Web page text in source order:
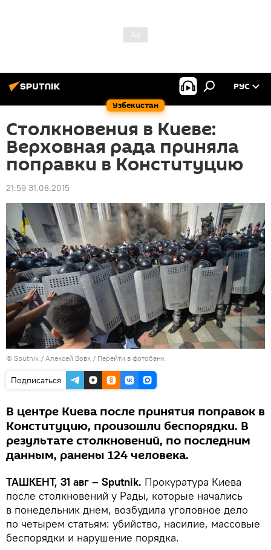
Узбекистан
РУС
Столкновения в Киеве:
Верховная рада приняла
поправки в Конституцию
21:59 31.08.2015
© Sputnik / Алексей Вовк / Перейти в фотобанк
Подписаться
В центре Киева после принятия поправок в
Конституцию, произошли беспорядки. В
результате столкновений, по последним
данным, ранены 124 человека.
ТАШКЕНТ, 31 авг – Sputnik. Прокуратура Киева
после столкновений у Рады, которые начались
в понедельник днем, возбудила уголовное дело
по четырем статьям: убийство, насилие, массовые
беспорядки и нарушение порядка.